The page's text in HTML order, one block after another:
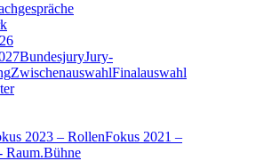
BundesjuryJury-
ZwischenauswahlFinalauswahl
2023 – RollenFokus 2021 –
Raum.Bühne